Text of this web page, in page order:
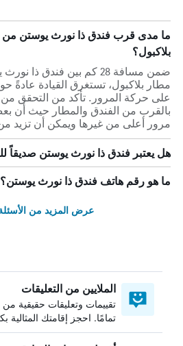
ما مدى قرب فندق ذا نورث يوستن من
بلاكبول؟
ضمن مسافة 28 كم بين فندق
على حركة المرور. تأكد من التحقق من
بالقرب من الفندق والمطار حيث أن
مرور أعلى من غيرها ويمكن أن تزيد
هل يعتبر فندق ذا نورث يوستن صديقاً
ما هو رقم هاتف فندق ذا نورث يوستن؟
عرض المزيد من
الملايين من التعليقات
تقييمات وتعليقات حقيقية من
تمامًا. احجز إقامتك المثالية